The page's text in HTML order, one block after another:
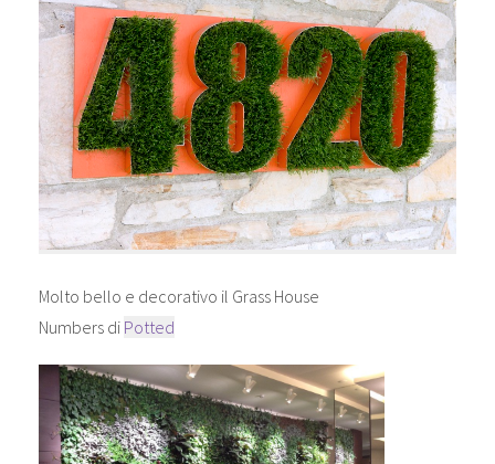
Molto bello e decorativo il Grass House
Numbers di Potted